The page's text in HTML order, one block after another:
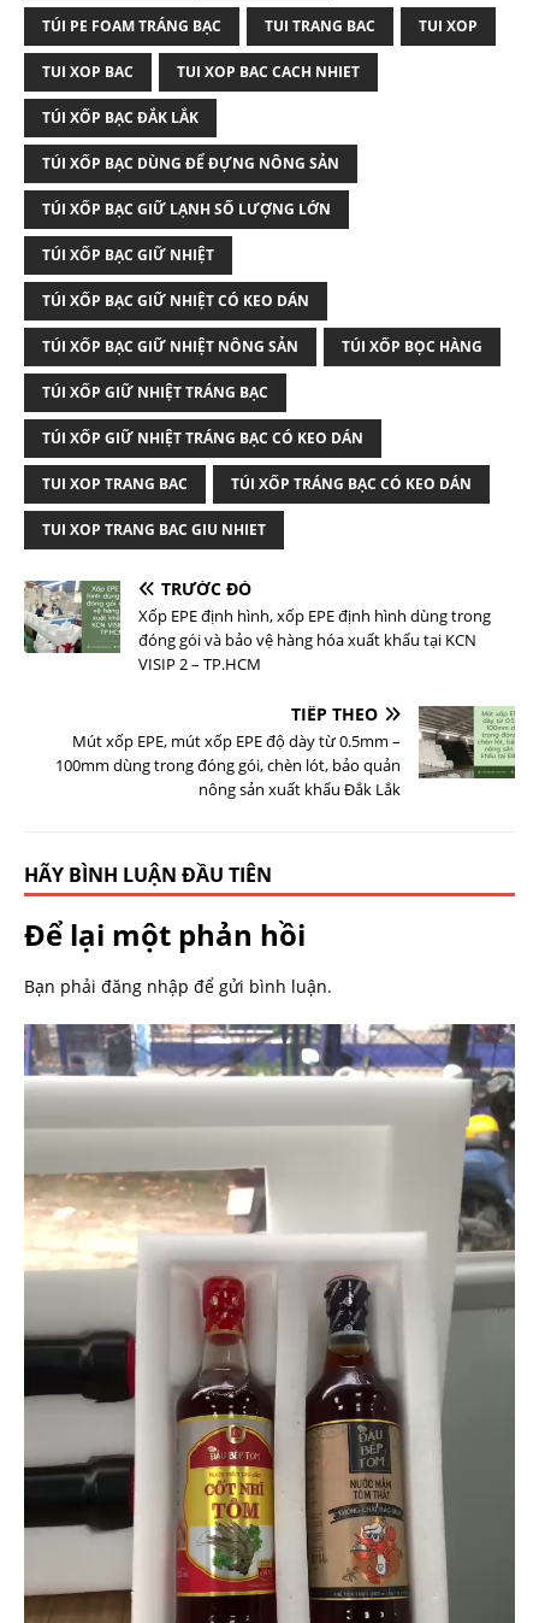
TÚI PE FOAM TRÁNG BẠC TUI TRANG BAC TUI XOP
TUI XOP BAC TUI XOP BAC CACH NHIET
TÚI XỐP BẠC ĐẮK LẮK
TÚI XỐP BẠC DÙNG ĐỂ ĐỰNG NÔNG SẢN
TÚI XỐP BẠC GIỮ LẠNH SỐ LƯỢNG LỚN
TÚI XỐP BẠC GIỮ NHIỆT
TÚI XỐP BẠC GIỮ NHIỆT CÓ KEO DÁN
TÚI XỐP BẠC GIỮ NHIỆT NÔNG SẢN TÚI XỐP BỌC HÀNG
TÚI XỐP GIỮ NHIỆT TRÁNG BẠC
TÚI XỐP GIỮ NHIỆT TRÁNG BẠC CÓ KEO DÁN
TUI XOP TRANG BAC TÚI XỐP TRÁNG BẠC CÓ KEO DÁN
TUI XOP TRANG BAC GIU NHIET
TRƯỚC ĐÓ
Xốp EPE định hình, xốp EPE định hình dùng trong
đóng gói và bảo vệ hàng hóa xuất khẩu tại KCN
VISIP 2 – TP.HCM
TIẾP THEO
Mút xốp EPE, mút xốp EPE độ dày từ 0.5mm –
100mm dùng trong đóng gói, chèn lót, bảo quản
nông sản xuất khẩu Đắk Lắk
HÃY BÌNH LUẬN ĐẦU TIÊN
Để lại một phản hồi
Bạn phải đăng nhập để gửi bình luận.